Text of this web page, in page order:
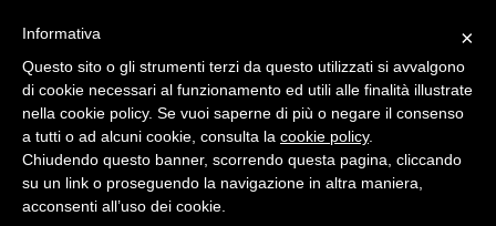
HOME News 2026 FEBBRAIO
6
Nuovi Box di Yu-Gi-Oh
Nuovi Box di Yu-Gi-Oh
×
Ciao a tutti, il negozio sarà chiuso dal 9/08 al 24/08
compreso.
Tutti gli ordini effettuati dopo le 15:00 del 07/08 verranno
spediti a partire dal giorno 25/08.
Buone vacanze a tutti dallo staff di Pianeta Hobby
×
Informativa
Questo sito o gli strumenti terzi da questo utilizzati si avvalgono
di cookie necessari al funzionamento ed utili alle finalità illustrate
nella cookie policy. Se vuoi saperne di più o negare il consenso
a tutti o ad alcuni cookie, consulta la cookie policy.
Chiudendo questo banner, scorrendo questa pagina, cliccando
su un link o proseguendo la navigazione in altra maniera,
acconsenti all’uso dei cookie.